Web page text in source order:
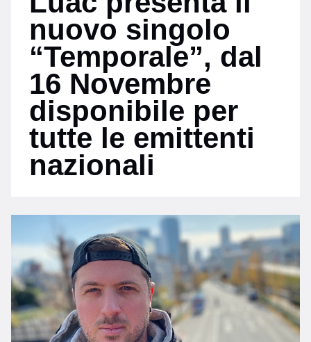
nuovo singolo
“Temporale”, dal
16 Novembre
disponibile per
tutte le emittenti
nazionali